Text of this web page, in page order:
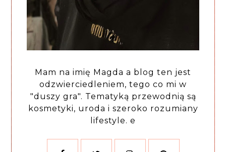
Mam na imię Magda a blog ten jest
odzwierciedleniem, tego co mi w
"duszy gra". Tematyką przewodnią są
kosmetyki, uroda i szeroko rozumiany
lifestyle. e